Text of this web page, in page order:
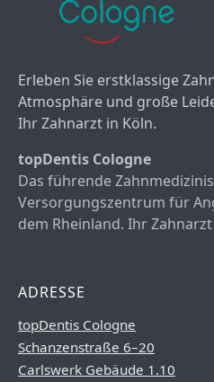
Erleben Sie erstklassige
Atmosphäre und große
Ihr Zahnarzt in Köln.
topDentis Cologne
Das führende
Versorgungszentrum für
dem Rheinland. Ihr
ADRESSE
topDentis Cologne
Schanzenstraße 6–20
Carlswerk Gebäude 1.10